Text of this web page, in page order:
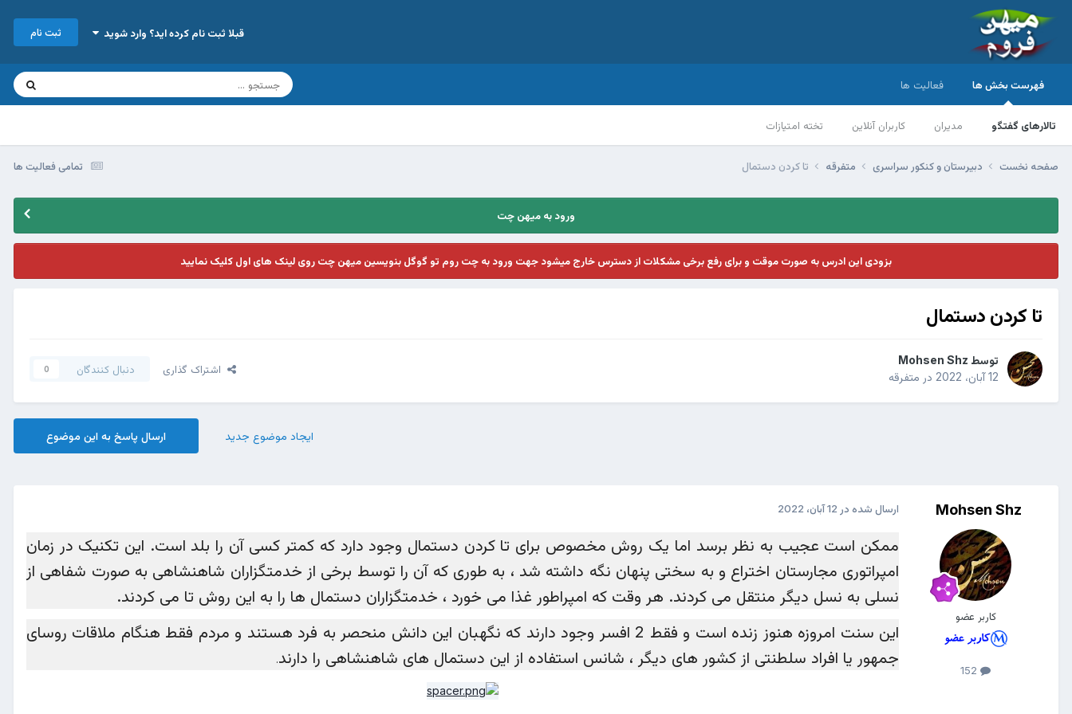
قبلا ثبت نام کرده اید؟ وارد شوید ثبت نام
فهرست بخش ها
تالارهای گفتگو مدیران کاربران آنلاین تخته امتیازات
فعالیت ها
تمامی فعالیت ها صفحه نخست دبیرستان و کنکور سراسری متفرقه تا کردن دستمال
ورود به میهن چت
بزودی این ادرس به صورت موقت و برای رفع برخی مشکلات از دسترس خارج میشود جهت ورود به چت روم تو گوگل بنویسین میهن چت روی لینک های اول کلیک نمایید
تا کردن دستمال
توسط Mohsen Shz
12 آبان، 2022
در متفرقه
اشتراک گذاری دنبال کنندگان 0
ارسال پاسخ به این موضوع ایجاد موضوع جدید
Mohsen Shz
کاربر عضو
ارسال شده در 12 آبان، 2022
ممکن است عجیب به نظر برسد اما یک روش مخصوص برای تا کردن دستمال وجود دارد که کمتر کسی آن را بلد است. این تکنیک در زمان
امپراتوری مجارستان اختراع و به سختی پنهان نگه داشته شد ، به طوری که آن را توسط برخی از خدمتگزاران شاهنشاهی به صورت شفاهی از
نسلی به نسل دیگر منتقل می ‎کردند. هر وقت که امپراطور غذا می‎ خورد ، خدمتگزاران دستمال ها را به این روش تا می‎ کردند.
این سنت امروزه هنوز زنده است و فقط 2 افسر وجود دارند که نگهبان این دانش منحصر به فرد هستند و مردم فقط هنگام ملاقات روسای
جمهور یا افراد سلطنتی از کشور های دیگر ، شانس استفاده از این دستمال های شاهنشاهی را دارند.